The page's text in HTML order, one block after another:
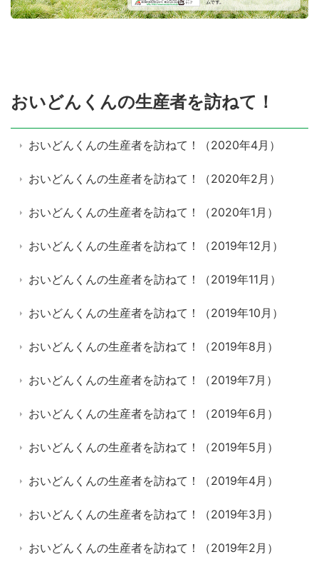
おいどんくんの生産者を訪ねて！
おいどんくんの生産者を訪ねて！（2020年4月）
おいどんくんの生産者を訪ねて！（2020年2月）
おいどんくんの生産者を訪ねて！（2020年1月）
おいどんくんの生産者を訪ねて！（2019年12月）
おいどんくんの生産者を訪ねて！（2019年11月）
おいどんくんの生産者を訪ねて！（2019年10月）
おいどんくんの生産者を訪ねて！（2019年8月）
おいどんくんの生産者を訪ねて！（2019年7月）
おいどんくんの生産者を訪ねて！（2019年6月）
おいどんくんの生産者を訪ねて！（2019年5月）
おいどんくんの生産者を訪ねて！（2019年4月）
おいどんくんの生産者を訪ねて！（2019年3月）
おいどんくんの生産者を訪ねて！（2019年2月）